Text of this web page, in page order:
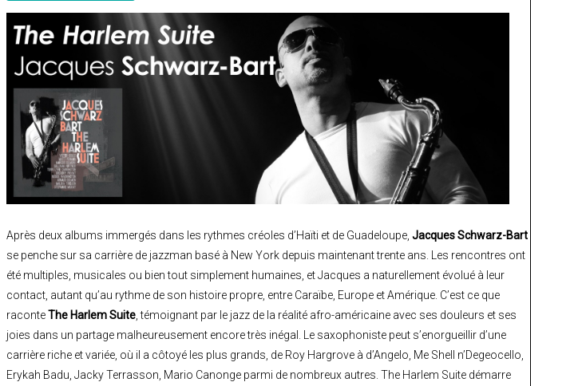
Après deux albums immergés dans les rythmes créoles d’Haïti et de Guadeloupe, Jacques Schwarz-Bart
se penche sur sa carrière de jazzman basé à New York depuis maintenant trente ans. Les rencontres ont
été multiples, musicales ou bien tout simplement humaines, et Jacques a naturellement évolué à leur
contact, autant qu’au rythme de son histoire propre, entre Caraïbe, Europe et Amérique. C’est ce que
raconteThe Harlem Suite , témoignant par le jazz de la réalité afro-américaine avec ses douleurs et ses
joies dans un partage malheureusement encore très inégal. Le saxophoniste peut s’enorgueillir d’une
carrière riche et variée, où il a côtoyé les plus grands, de Roy Hargrove à d’Angelo, Me Shell n’Degeocello,
Erykah Badu, Jacky Terrasson, Mario Canonge parmi de nombreux autres. The Harlem Suite démarre